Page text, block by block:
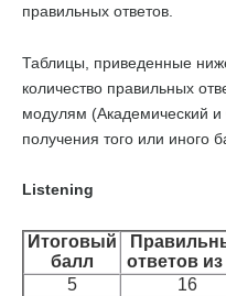
правильных ответов.
Таблицы, приведенные
количество правильных
модулям (Академический
получения того или иного
Listening
Итоговый
балл
ответов из
5
16